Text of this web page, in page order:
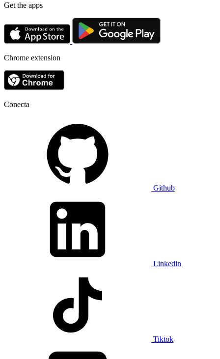
Get the apps
Chrome extension
Conecta
Github
Linkedin
Tiktok